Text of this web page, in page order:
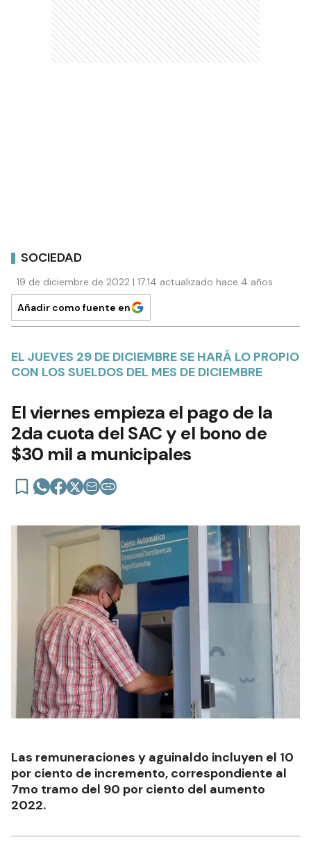
SOCIEDAD
19 de diciembre de 2022 | 17:14 actualizado hace 4 años
Añadir como fuente en
EL JUEVES 29 DE DICIEMBRE SE HARÁ LO PROPIO
CON LOS SUELDOS DEL MES DE DICIEMBRE
El viernes empieza el pago de la
2da cuota del SAC y el bono de
$30 mil a municipales
Las remuneraciones y aguinaldo incluyen el 10
por ciento de incremento, correspondiente al
7mo tramo del 90 por ciento del aumento
2022.